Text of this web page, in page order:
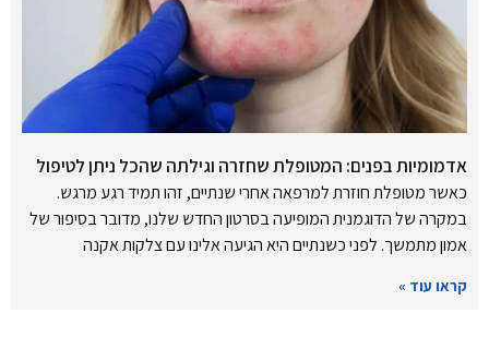
אדמומיות בפנים: המטופלת שחזרה וגילתה שהכל ניתן לטיפול
כאשר מטופלת חוזרת למרפאה אחרי שנתיים, זהו תמיד רגע מרגש.
במקרה של הדוגמנית המופיעה בסרטון החדש שלנו, מדובר בסיפור של
אמון מתמשך. לפני כשנתיים היא הגיעה אלינו עם צלקות אקנה
קראו עוד »